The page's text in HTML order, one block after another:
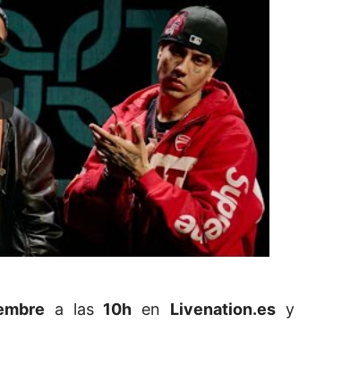
a las 10h en Livenation.es y